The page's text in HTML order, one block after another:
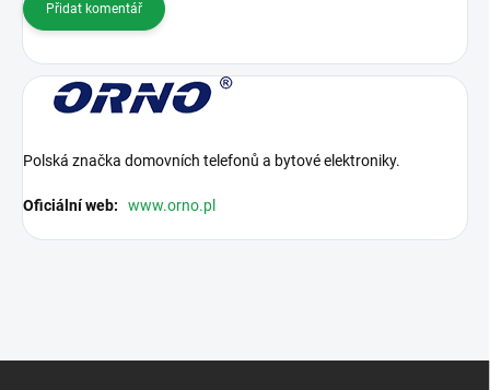
Přidat komentář
Polská značka domovních telefonů a bytové elektroniky.
Oficiální web: www.orno.pl